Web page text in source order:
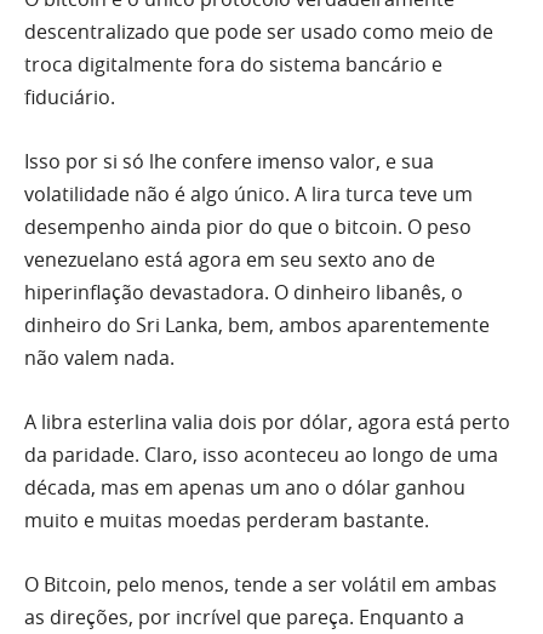
descentralizado que pode ser usado como meio de
troca digitalmente fora do sistema bancário e
fiduciário.
Isso por si só lhe confere imenso valor, e sua
volatilidade não é algo único. A lira turca teve um
desempenho ainda pior do que o bitcoin. O peso
venezuelano está agora em seu sexto ano de
hiperinflação devastadora. O dinheiro libanês, o
dinheiro do Sri Lanka, bem, ambos aparentemente
não valem nada.
A libra esterlina valia dois por dólar, agora está perto
da paridade. Claro, isso aconteceu ao longo de uma
década, mas em apenas um ano o dólar ganhou
muito e muitas moedas perderam bastante.
O Bitcoin, pelo menos, tende a ser volátil em ambas
as direções, por incrível que pareça. Enquanto a